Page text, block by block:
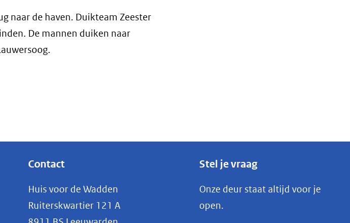
naar de haven. Duikteam Zeester
De mannen duiken naar
Contact
Huis voor de Wadden
Ruiterskwartier 121 A
Stel je vraag
Onze deur staat altijd voor je
open.